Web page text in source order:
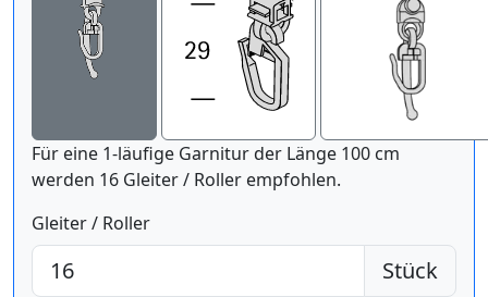
Für eine 1-läufige Garnitur der Länge 100 cm
werden 16 Gleiter / Roller empfohlen.
Gleiter / Roller
Stück